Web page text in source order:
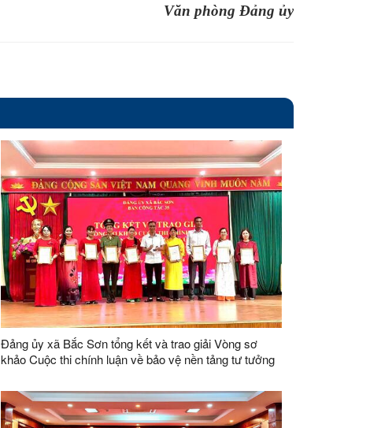
Văn phòng Đảng ủy
Đảng ủy xã Bắc Sơn tổng kết và trao giải Vòng sơ
khảo Cuộc thi chính luận về bảo vệ nền tảng tư tưởng